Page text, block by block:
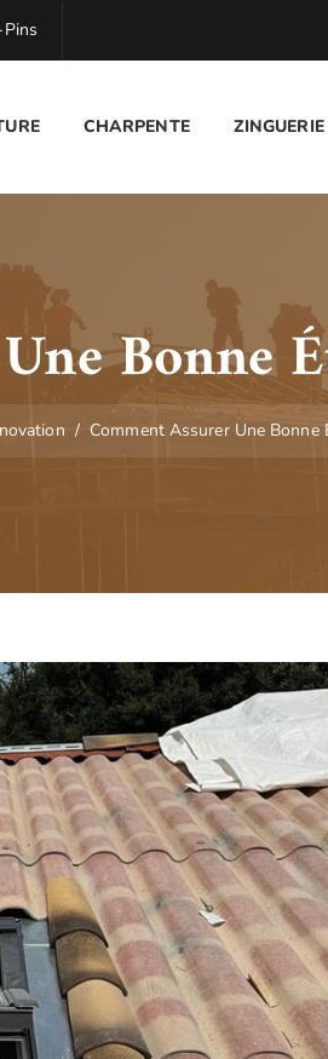
CHARPENTE ZINGUERIE
Bonne
/Comment Assurer Une Bonne